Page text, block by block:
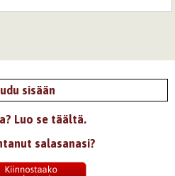
sisään
Luo se täältä.
salasanasi?